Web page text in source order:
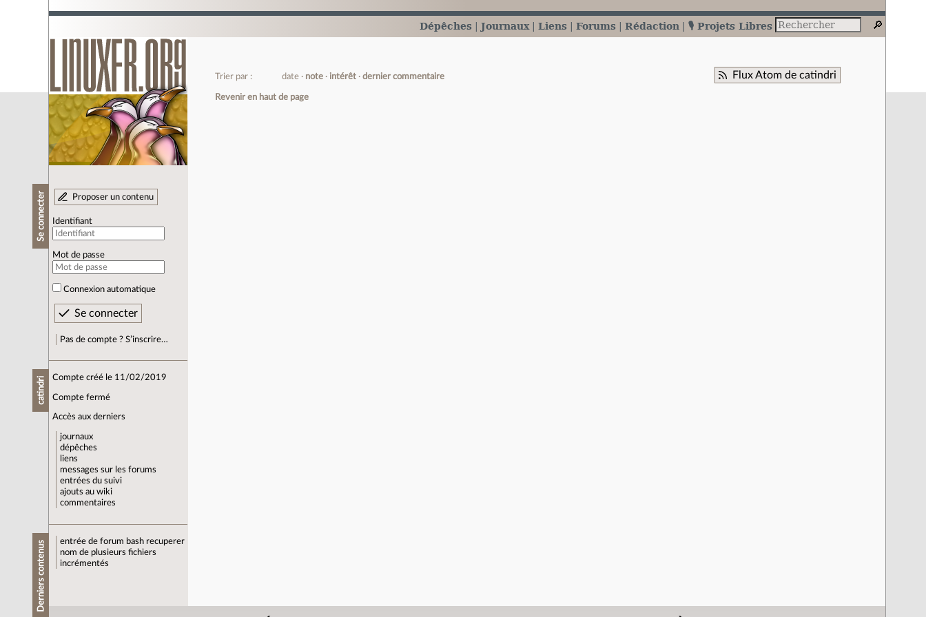
Dépêches Journaux Liens Forums Rédaction 🎙️ Projets Libres
Se connecter Proposer un contenu
Identifiant
Mot de passe
Connexion automatique
Pas de compte ? S’inscrire…
catindri Compte créé le 11/02/2019
Compte fermé
Accès aux derniers
journaux
dépêches
liens
messages sur les forums
entrées du suivi
ajouts au wiki
commentaires
Derniers contenus entrée de forum bash recuperer
nom de plusieurs fichiers
incrémentés
Flux Atom de catindri
Trier par : date note intérêt dernier commentaire
Revenir en haut de page